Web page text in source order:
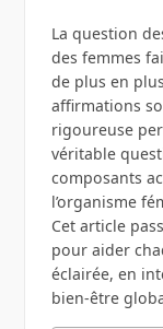
La question
des femmes
de plus en
affirmations
rigoureuse
véritable
composants
l’organisme
Cet article
pour aider
éclairée, en
bien-être